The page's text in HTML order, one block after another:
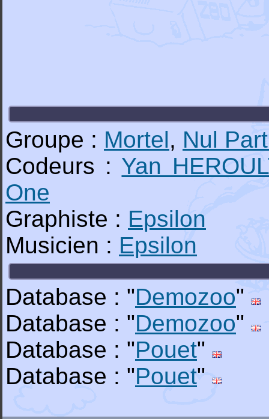
Groupe : Mortel, Nul
Codeurs : Yan
One
Graphiste : Epsilon
Musicien : Epsilon
Database : "Demozoo"
Database : "Demozoo"
Database : "Pouet"
Database : "Pouet"